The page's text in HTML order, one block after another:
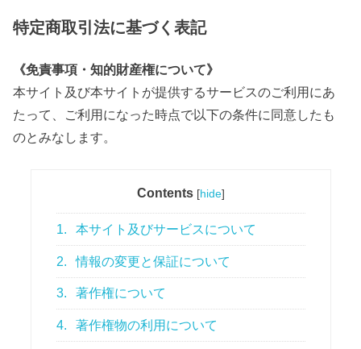
特定商取引法に基づく表記
《免責事項・知的財産権について》
本サイト及び本サイトが提供するサービスのご利用にあ
たって、ご利用になった時点で以下の条件に同意したも
のとみなします。
Contents [hide]
1. 本サイト及びサービスについて
2. 情報の変更と保証について
3. 著作権について
4. 著作権物の利用について